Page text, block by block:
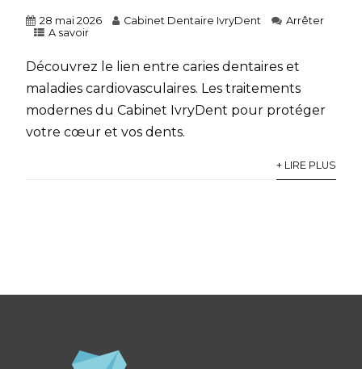
28 mai 2026 Cabinet Dentaire IvryDent
Arrêter
A savoir
Découvrez le lien entre caries dentaires et
maladies cardiovasculaires. Les traitements
modernes du Cabinet IvryDent pour protéger
votre cœur et vos dents.
+ LIRE PLUS